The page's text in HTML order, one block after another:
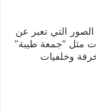
التي تعبر عن
مثل “جمعة طيبة”
وخلفيات